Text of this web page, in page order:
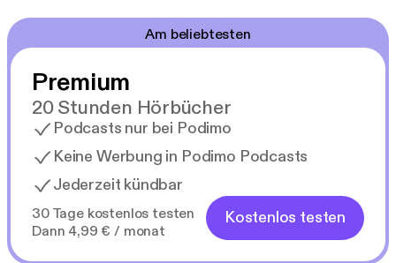
Am beliebtesten
Premium
20 Stunden Hörbücher
Podcasts nur bei Podimo
Keine Werbung in Podimo Podcasts
Jederzeit kündbar
30 Tage kostenlos testen
Dann 4,99 € / monat
Kostenlos testen